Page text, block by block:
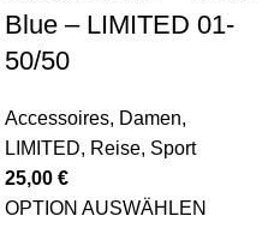
Blue – LIMITED 01-
50/50
Accessoires, Damen,
LIMITED, Reise, Sport
25,00 €
OPTION AUSWÄHLEN